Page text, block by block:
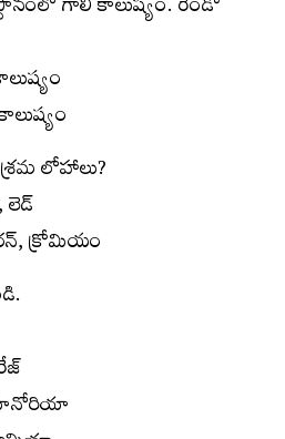
గాలి కాలుష్యం. రెండో
లోహాలు?
లెడ్
క్రోమియం
మోనోరియా